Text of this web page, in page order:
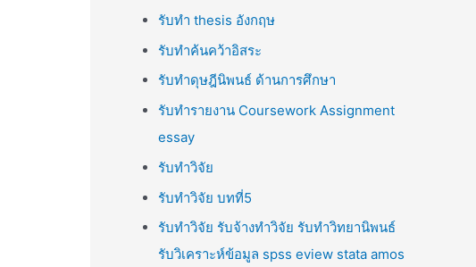
รับทำ thesis อังกฤษ
รับทำค้นคว้าอิสระ
รับทำดุษฎีนิพนธ์ ด้านการศึกษา
รับทำรายงาน Coursework Assignment
essay
รับทำวิจัย
รับทำวิจัย บทที่5
รับทำวิจัย รับจ้างทำวิจัย รับทำวิทยานิพนธ์
รับวิเคราะห์ข้อมูล spss eview stata amos